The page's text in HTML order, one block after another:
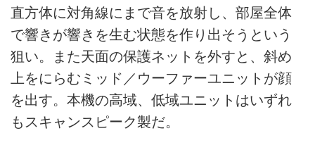
直方体に対角線にまで音を放射し、部屋全体
で響きが響きを生む状態を作り出そうという
狙い。また天面の保護ネットを外すと、斜め
上をにらむミッド／ウーファーユニットが顔
を出す。本機の高域、低域ユニットはいずれ
もスキャンスピーク製だ。